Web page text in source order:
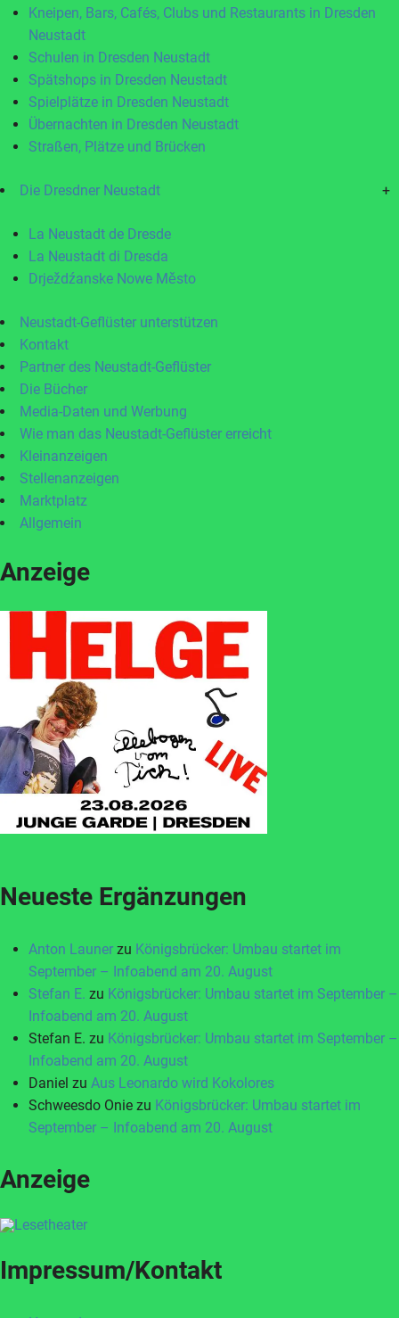
Kneipen, Bars, Cafés, Clubs und Restaurants in Dresden
Neustadt
Schulen in Dresden Neustadt
Spätshops in Dresden Neustadt
Spielplätze in Dresden Neustadt
Übernachten in Dresden Neustadt
Straßen, Plätze und Brücken
Die Dresdner Neustadt +
La Neustadt de Dresde
La Neustadt di Dresda
Drježdźanske Nowe Město
Neustadt-Geflüster unterstützen
Kontakt
Partner des Neustadt-Geflüster
Die Bücher
Media-Daten und Werbung
Wie man das Neustadt-Geflüster erreicht
Kleinanzeigen
Stellenanzeigen
Marktplatz
Allgemein
Anzeige
Neueste Ergänzungen
Anton Launer zu Königsbrücker: Umbau startet im
September – Infoabend am 20. August
Stefan E. zu Königsbrücker: Umbau startet im September –
Infoabend am 20. August
Stefan E. zu Königsbrücker: Umbau startet im September –
Infoabend am 20. August
Daniel zu Aus Leonardo wird Kokolores
Schweesdo Onie zu Königsbrücker: Umbau startet im
September – Infoabend am 20. August
Anzeige
Impressum/Kontakt